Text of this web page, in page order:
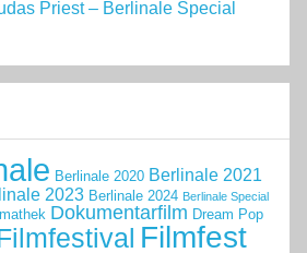
Priest – Berlinale Special
Berlinale 2020 Berlinale 2021
2023 Berlinale 2024 Berlinale Special
Dokumentarfilm Dream Pop
Filmfest